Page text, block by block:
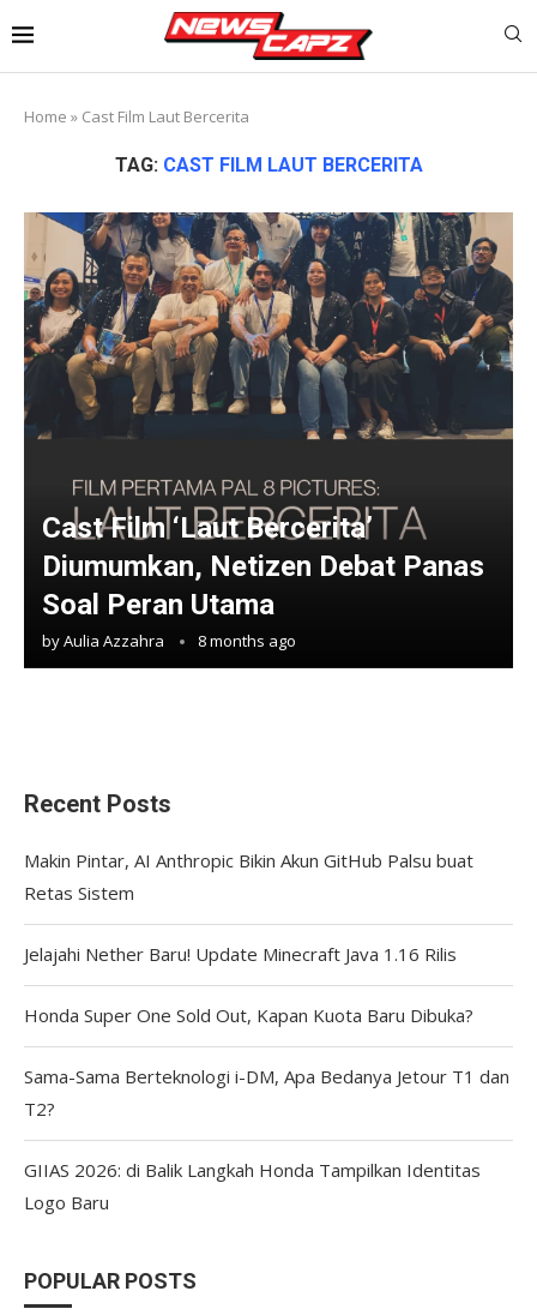
Home » Cast Film Laut Bercerita
TAG: CAST FILM LAUT BERCERITA
Cast Film ‘Laut Bercerita’
Diumumkan, Netizen Debat Panas
Soal Peran Utama
byAulia Azzahra 8 months ago
Recent Posts
Makin Pintar, AI Anthropic Bikin Akun GitHub Palsu buat
Retas Sistem
Jelajahi Nether Baru! Update Minecraft Java 1.16 Rilis
Honda Super One Sold Out, Kapan Kuota Baru Dibuka?
Sama-Sama Berteknologi i-DM, Apa Bedanya Jetour T1 dan
T2?
GIIAS 2026: di Balik Langkah Honda Tampilkan Identitas
Logo Baru
POPULAR POSTS